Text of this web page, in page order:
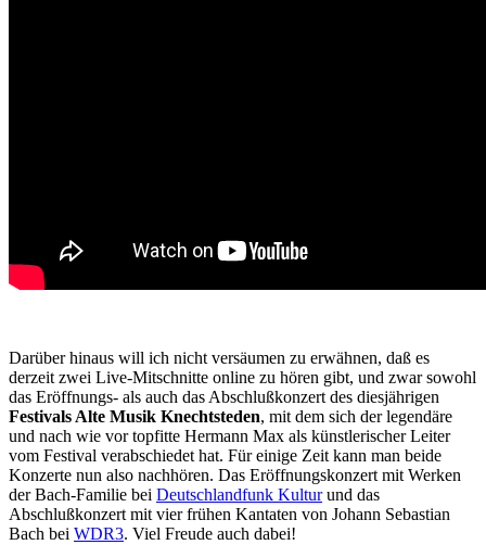
Darüber hinaus will ich nicht versäumen zu erwähnen, daß es
derzeit zwei Live-Mitschnitte online zu hören gibt, und zwar sowohl
das Eröffnungs- als auch das Abschlußkonzert des diesjährigen
Festivals Alte Musik Knechtsteden, mit dem sich der legendäre
und nach wie vor topfitte Hermann Max als künstlerischer Leiter
vom Festival verabschiedet hat. Für einige Zeit kann man beide
Konzerte nun also nachhören. Das Eröffnungskonzert mit Werken
der Bach-Familie bei Deutschlandfunk Kulturund das
Abschlußkonzert mit vier frühen Kantaten von Johann Sebastian
Bach bei WDR3. Viel Freude auch dabei!